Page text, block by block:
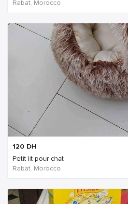
Rabat, Morocco
120 DH
Petit lit pour chat
Rabat, Morocco